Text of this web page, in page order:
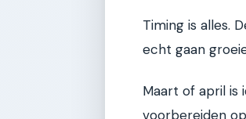
Timing is alles.
echt gaan
Maart of april is
voorbereiden